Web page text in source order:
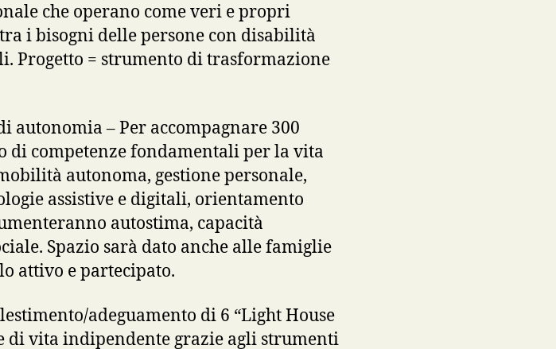
che operano come veri e propri
i bisogni delle persone con disabilità
Progetto = strumento di trasformazione
autonomia – Per accompagnare 300
competenze fondamentali per la vita
autonoma, gestione personale,
assistive e digitali, orientamento
autostima, capacità
Spazio sarà dato anche alle famiglie
attivo e partecipato.
adeguamento di 6 “Light House
di vita indipendente grazie agli strumenti